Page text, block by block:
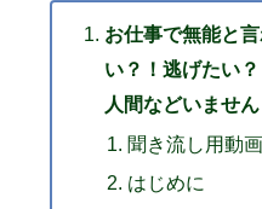
お仕事で無能と
い？！逃げたい
人間などいません
聞き流し用動
はじめに